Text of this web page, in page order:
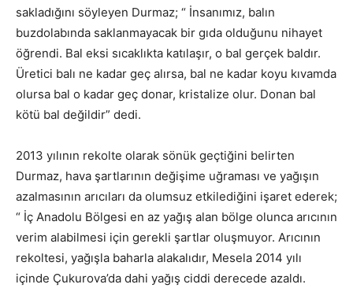
sakladığını söyleyen Durmaz; “ İnsanımız, balın
buzdolabında saklanmayacak bir gıda olduğunu nihayet
öğrendi. Bal eksi sıcaklıkta katılaşır, o bal gerçek baldır.
Üretici balı ne kadar geç alırsa, bal ne kadar koyu kıvamda
olursa bal o kadar geç donar, kristalize olur. Donan bal
kötü bal değildir” dedi.
2013 yılının rekolte olarak sönük geçtiğini belirten
Durmaz, hava şartlarının değişime uğraması ve yağışın
azalmasının arıcıları da olumsuz etkilediğini işaret ederek;
“ İç Anadolu Bölgesi en az yağış alan bölge olunca arıcının
verim alabilmesi için gerekli şartlar oluşmuyor. Arıcının
rekoltesi, yağışla baharla alakalıdır, Mesela 2014 yılı
içinde Çukurova’da dahi yağış ciddi derecede azaldı.